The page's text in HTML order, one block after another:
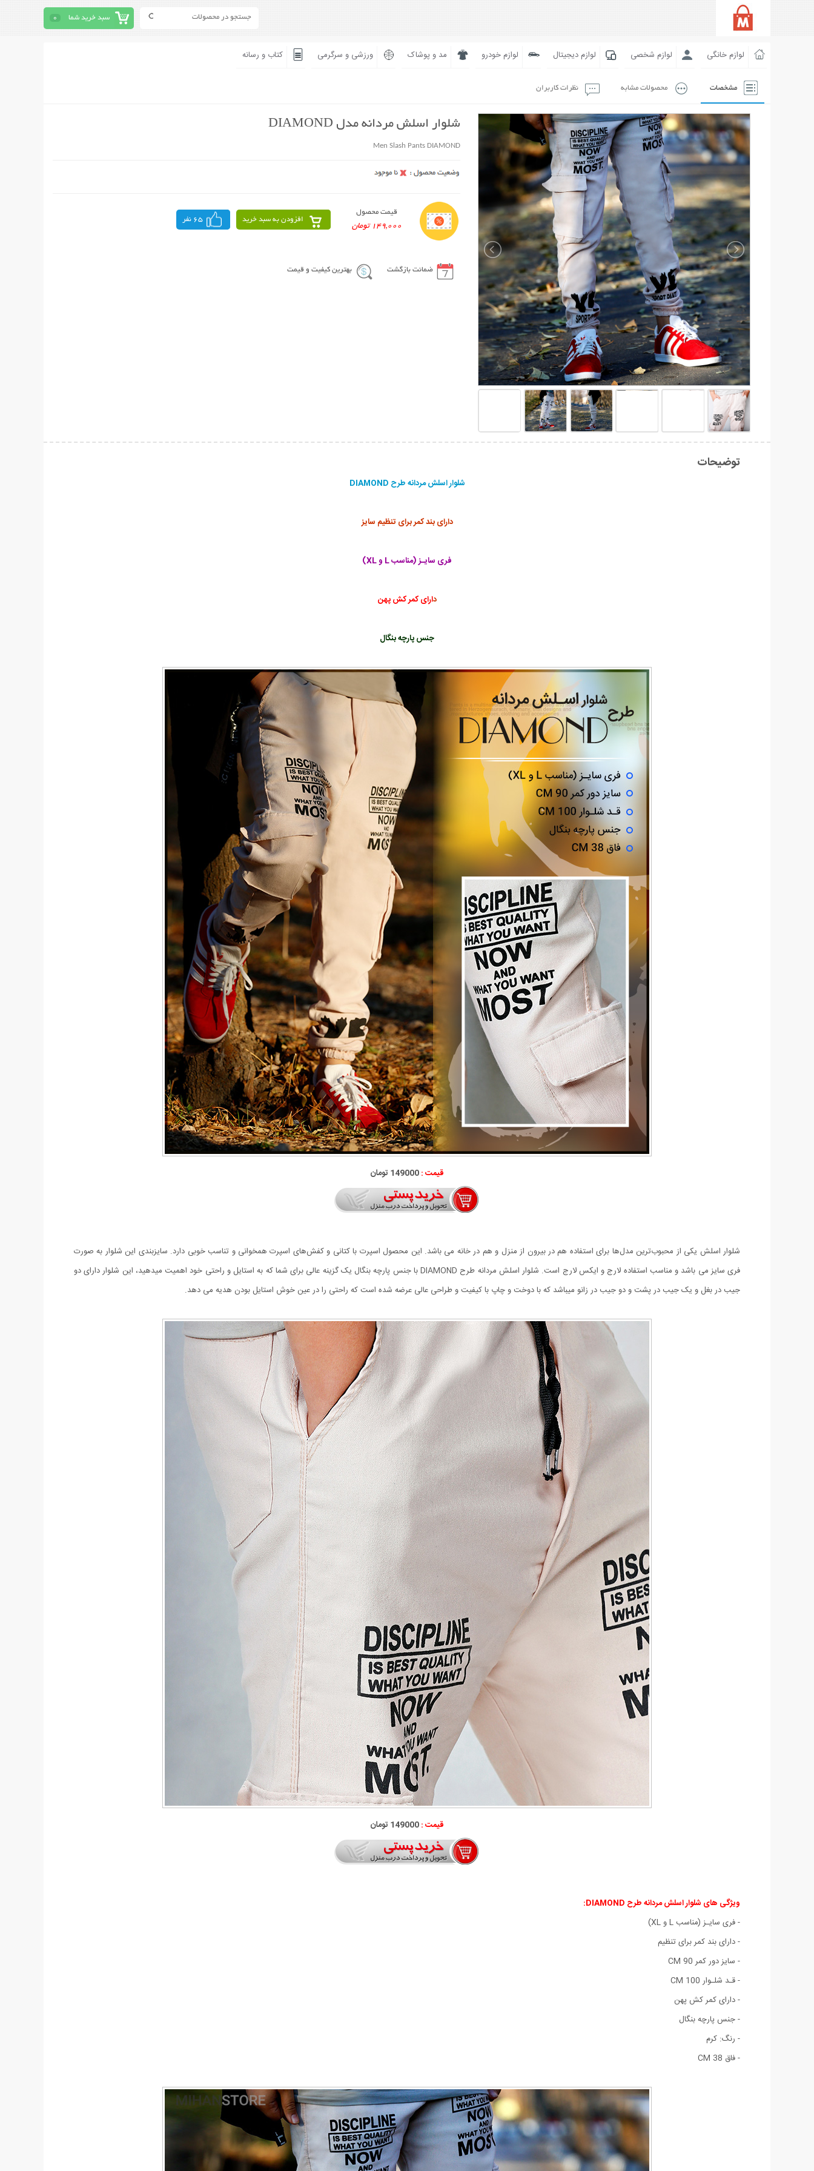
سبد خرید شما 0
لوازم خانگی لوازم شخصی لوازم دیجیتال لوازم خودرو مد و پوشاک ورزشی و سرگرمی کتاب و رسانه
مشخصات محصولات مشابه نظرات کاربران
شلوار اسلش مردانه مدل DIAMOND
Men Slash Pants DIAMOND
قیمت محصول
149,000 تومان
افزودن به سبد خرید 65 نفر
ضمانت بازگشت بهترین کیفیت و قیمت
توضیحات
شلوار اسلش مردانه طرح DIAMOND
دارای بند کمر برای تنظیم سایز
فری سایـز (مناسب L و XL)
دارای کمر کش پهن
جنس پارچه بنگال
قیمت :149000 تومان
شلوار اسلش یکی از محبوب‌ترین مدل‌ها برای استفاده هم در بیرون از منزل و هم در خانه می باشد. این محصول اسپرت با کتانی و کفش‌های اسپرت همخوانی و تناسب خوبی دارد. سایز‌بندی این شلوار به صورت
فری سایز می باشد و مناسب استفاده لارج و ایکس لارج است. شلوار اسلش مردانه طرح DIAMOND با جنس پارچه بنگال یک گزینه عالی برای شما که به استایل و راحتی خود اهمیت میدهید، این شلوار دارای دو
جیب در بغل و یک جیب در پشت و دو جیب در زانو میباشد که با دوخت و چاپ با کیفیت و طراحی عالی عرضه شده است که راحتی را در عین خوش استایل بودن هدیه می دهد.
قیمت :149000 تومان
ویژگی های شلوار اسلش مردانه طرح DIAMOND
:
-فری سایـز (مناسب L و XL)
- دارای بند کمر برای تنظیم
- سایز دور کمر 90 CM
- قـد شلـوار 100 CM
- دارای کمر کش پهن
- جنس پارچه بنگال
- رنگ: کرم
- فاق 38 CM